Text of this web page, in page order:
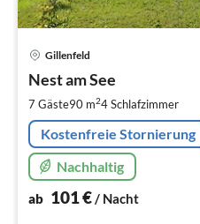
Gillenfeld
Nest am See
7 Gäste90 m24Schlafzimmer
Kostenfreie Stornierung
Nachhaltig
ab 101€ / Nacht